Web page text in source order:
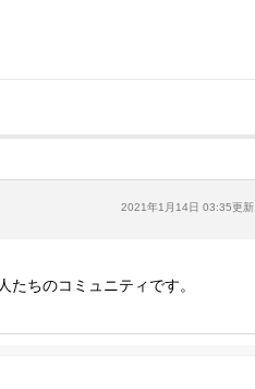
2021年1月14日 03:35更新
たちのコミュニティです。